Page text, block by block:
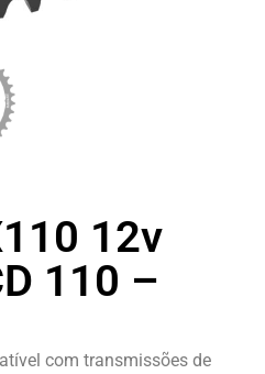
12v
110 –
com transmissões de